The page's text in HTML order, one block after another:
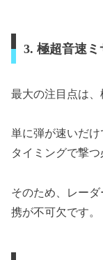
3. 極超音速
最大の注目点は、
単に弾が速いだ
タイミングで撃つ
そのため、レー
携が不可欠です。